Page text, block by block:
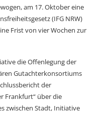
am 17. Oktober eine
(IFG NRW)
Frist von vier Wochen zur
die Offenlegung der
Gutachterkonsortiums
der
Frankfurt“ über die
zwischen Stadt, Initiative